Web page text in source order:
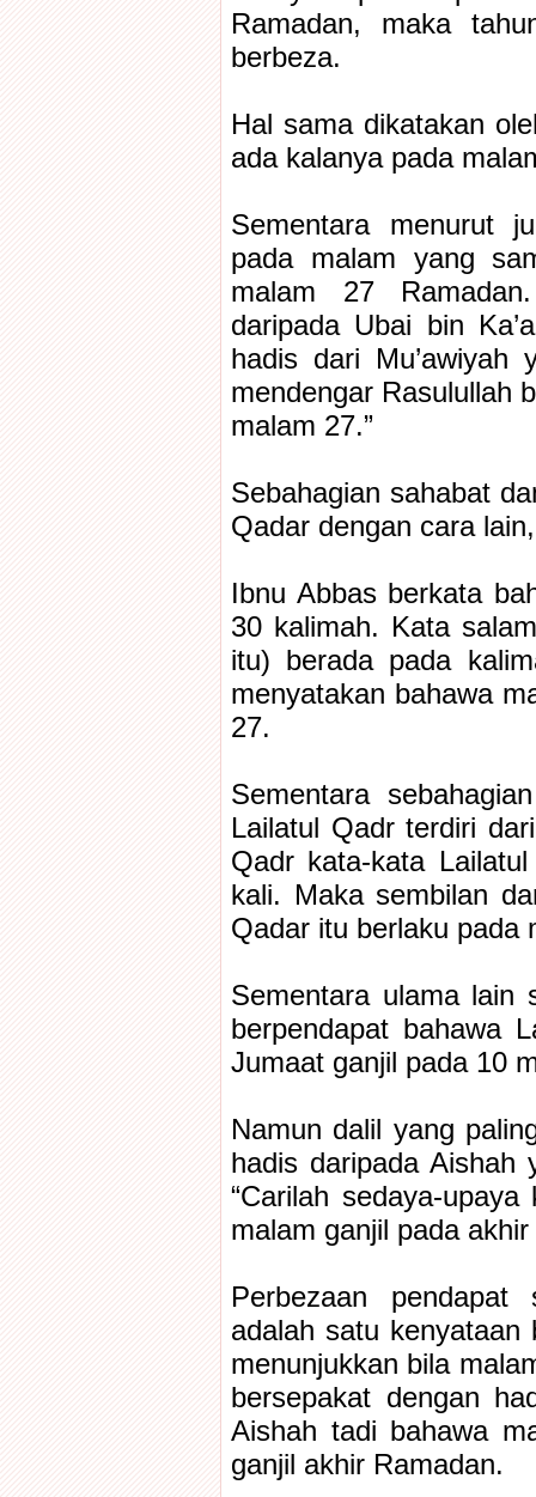
Ramadan, maka
berbeza.
Hal sama dikatakan
ada kalanya pada
Sementara menurut
pada malam yang
malam 27
daripada Ubai bin
hadis dari Mu’awiyah
mendengar Rasulullah
malam 27.”
Sebahagian sahabat
Qadar dengan cara
Ibnu Abbas berkata
30 kalimah. Kata
itu) berada pada
menyatakan bahawa
27.
Sementara
Lailatul Qadr terdiri
Qadr kata-kata
kali. Maka sembilan
Qadar itu berlaku pada
Sementara ulama lain
berpendapat bahawa
Jumaat ganjil pada 10
Namun dalil yang
hadis daripada Aishah
“Carilah sedaya-
malam ganjil pada akhir
Perbezaan
adalah satu
menunjukkan bila
bersepakat dengan
Aishah tadi bahawa
ganjil akhir Ramadan.